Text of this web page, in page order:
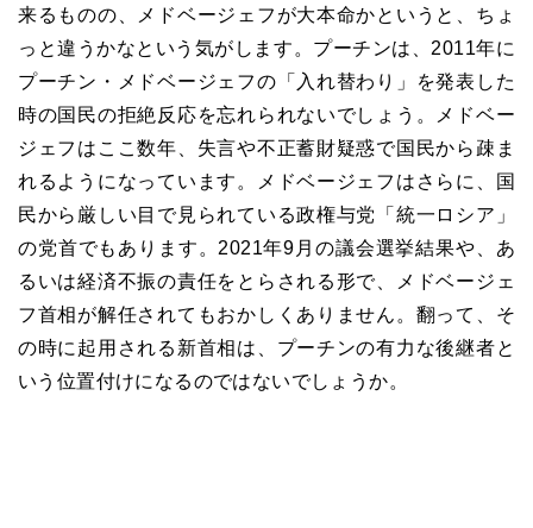
来るものの、メドベージェフが大本命かというと、ちょ
っと違うかなという気がします。プーチンは、2011年に
プーチン・メドベージェフの「入れ替わり」を発表した
時の国民の拒絶反応を忘れられないでしょう。メドベー
ジェフはここ数年、失言や不正蓄財疑惑で国民から疎ま
れるようになっています。メドベージェフはさらに、国
民から厳しい目で見られている政権与党「統一ロシア」
の党首でもあります。2021年9月の議会選挙結果や、あ
るいは経済不振の責任をとらされる形で、メドベージェ
フ首相が解任されてもおかしくありません。翻って、そ
の時に起用される新首相は、プーチンの有力な後継者と
いう位置付けになるのではないでしょうか。